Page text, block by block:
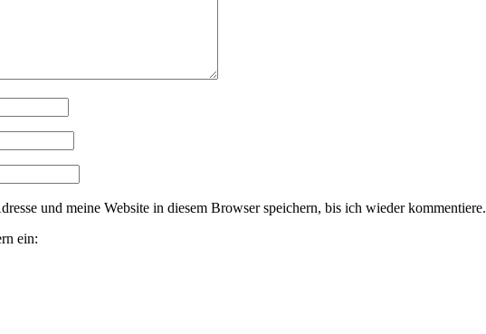
und meine Website in diesem Browser speichern, bis ich wieder kommentiere.
ein: